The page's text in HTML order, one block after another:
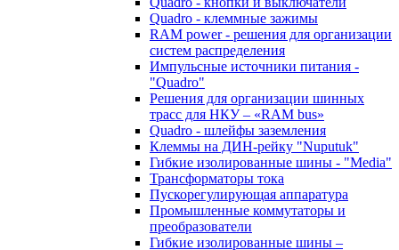
Quadro - клеммные зажимы
RAM power - решения для организации
систем распределения
Импульсные источники питания -
"Quadro"
Решения для организации шинных
трасс для НКУ – «RAM bus»
Quadro - шлейфы заземления
Клеммы на ДИН-рейку "Nuputuk"
Гибкие изолированные шины - "Media"
Трансформаторы тока
Пускорегулирующая аппаратура
Промышленные коммутаторы и
преобразователи
Гибкие изолированные шины –